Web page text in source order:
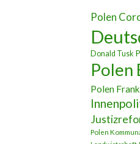
Polen
Donald Tusk
Polen
Polen
Polen